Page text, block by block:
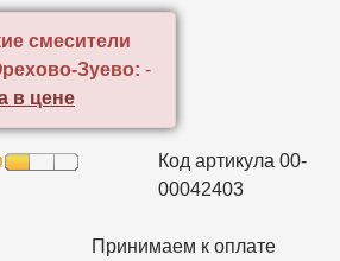
смесители
Зуево: -
в цене
Код артикула 00-
00042403
Принимаем к оплате